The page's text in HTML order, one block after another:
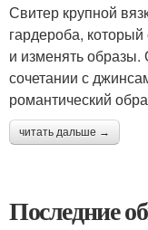
Свитер крупной
гардероба,
и изменять образы.
сочетании с
романтический
читать дальше →
Последние